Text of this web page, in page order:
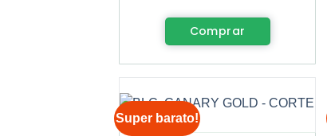
Comprar
Super barato!